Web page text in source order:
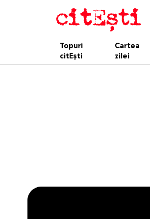
Topuri
citEști
Cartea
zilei
This
is
a